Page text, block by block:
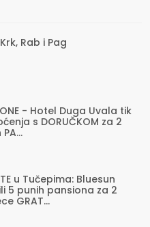
Rab i Pag
- Hotel Duga Uvala tik
s DORUČKOM za 2
u Tučepima: Bluesun
5 punih pansiona za 2
GRAT...